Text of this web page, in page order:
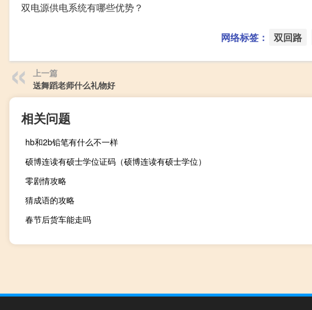
双电源供电系统有哪些优势？
网络标签： 双回路
上一篇
送舞蹈老师什么礼物好
相关问题
hb和2b铅笔有什么不一样
硕博连读有硕士学位证码（硕博连读有硕士学位）
零剧情攻略
猜成语的攻略
春节后货车能走吗